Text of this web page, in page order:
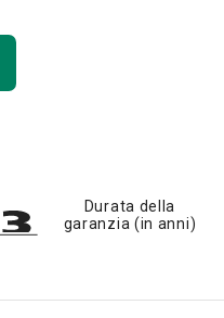
Durata della
garanzia (in anni)